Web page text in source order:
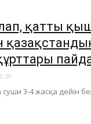
қатты
3-4 жасқа дейін